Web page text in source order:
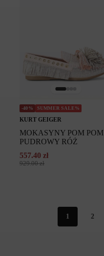
-40% SUMMER SALE%
KURT GEIGER
MOKASYNY POM POM
PUDROWY RÓŻ
929.00zł
Pierwotna
557.40 zł
Aktualna
1 2